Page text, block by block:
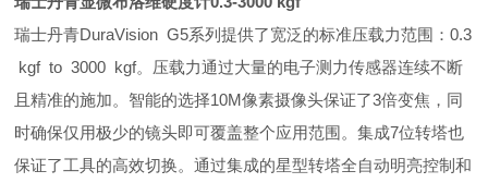
瑞士丹青DuraVision G5系列提供了宽泛的标准压载力范围：0.3
kgf to 3000 kgf。压载力通过大量的电子测力传感器连续不断
且精准的施加。智能的选择10M像素摄像头保证了3倍变焦，同
时确保仅用极少的镜头即可覆盖整个应用范围。集成7位转塔也
保证了工具的高效切换。通过集成的星型转塔全自动明亮控制和